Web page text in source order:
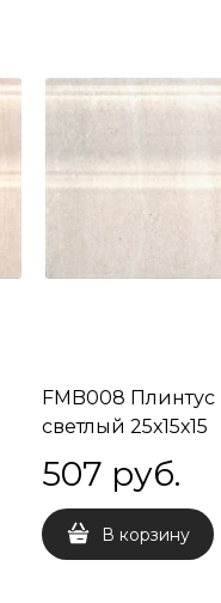
FMB008
светлый 25х15х15
507 руб.
В корзину